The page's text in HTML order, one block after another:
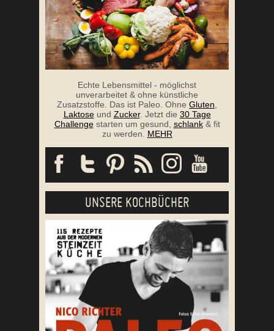
Echte Lebensmittel - möglichst
unverarbeitet & ohne künstliche
Zusatzstoffe. Das ist Paleo. Ohne Gluten
Laktoseund Zucker. Jetzt die 30 Tage
Challengestarten um gesund, schlank& fit
zu werden. MEHR
UNSERE KOCHBÜCHER